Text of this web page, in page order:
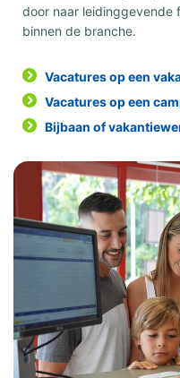
door naar leidinggevende
binnen de branche.
Vacatures op een
Vacatures op een
Bijbaan of